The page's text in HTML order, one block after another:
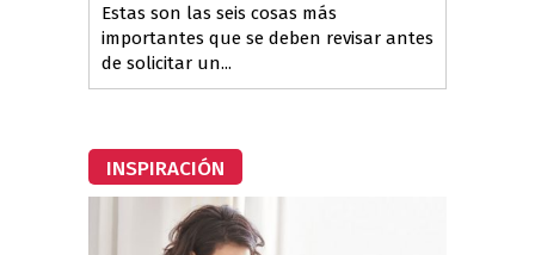
Estas son las seis cosas más
importantes que se deben revisar antes
de solicitar un...
INSPIRACIÓN